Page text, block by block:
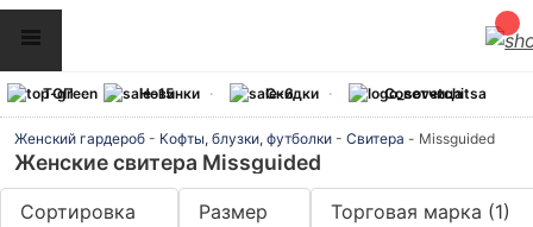
ТОП Новинки Скидки Советчица
Женский гардероб - Кофты, блузки, футболки - Свитера - Missguided
Женские свитера Missguided
Сортировка Размер Торговая марка (1)